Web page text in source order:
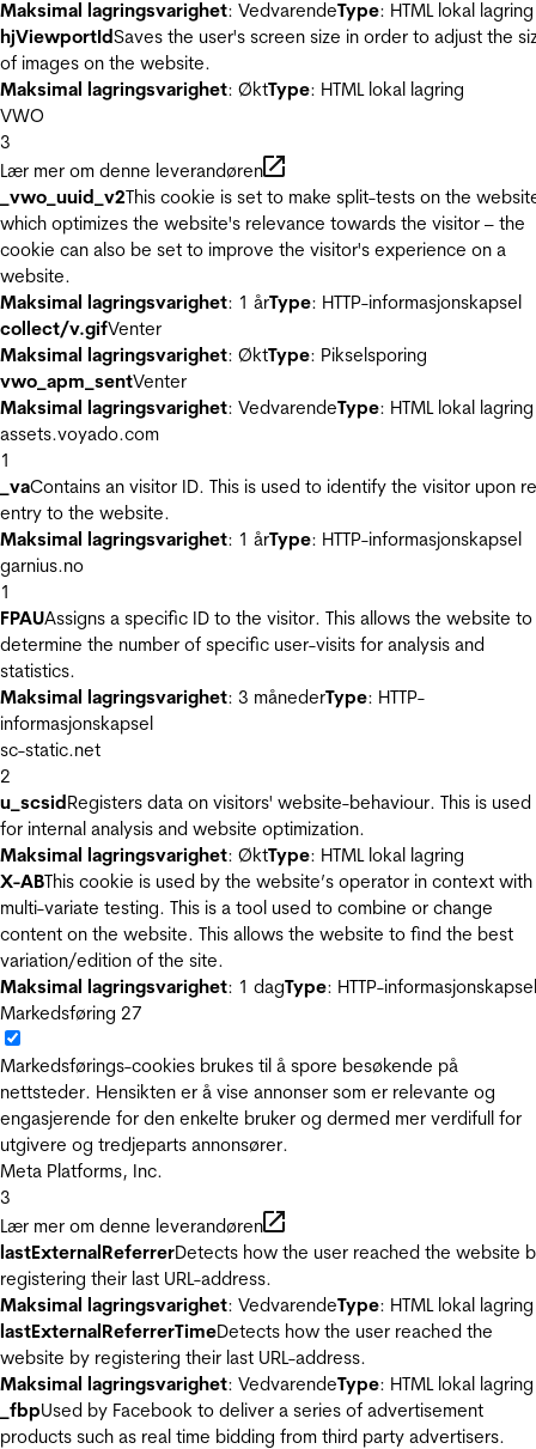
Maksimal lagringsvarighet: VedvarendeType: HTML lokal lagring
hjViewportIdSaves the user's screen size in order to adjust the
of images on the website.
Maksimal lagringsvarighet: ØktType: HTML lokal lagring
VWO
3
Lær mer om denne leverandøren
_vwo_uuid_v2This cookie is set to make split-tests on the
which optimizes the website's relevance towards the visitor – the
cookie can also be set to improve the visitor's experience on a
website.
Maksimal lagringsvarighet: 1 årType: HTTP-informasjonskapsel
collect/v.gifVenter
Maksimal lagringsvarighet: ØktType: Pikselsporing
vwo_apm_sentVenter
Maksimal lagringsvarighet: VedvarendeType: HTML lokal lagring
assets.voyado.com
1
_vaContains an visitor ID. This is used to identify the visitor upon
entry to the website.
Maksimal lagringsvarighet: 1 årType: HTTP-informasjonskapsel
garnius.no
1
FPAUAssigns a specific ID to the visitor. This allows the website to
determine the number of specific user-visits for analysis and
statistics.
Maksimal lagringsvarighet: 3 månederType: HTTP-
informasjonskapsel
sc-static.net
2
u_scsidRegisters data on visitors' website-behaviour. This is used
for internal analysis and website optimization.
Maksimal lagringsvarighet: ØktType: HTML lokal lagring
X-ABThis cookie is used by the website’s operator in context with
multi-variate testing. This is a tool used to combine or change
content on the website. This allows the website to find the best
variation/edition of the site.
Maksimal lagringsvarighet: 1 dagType: HTTP-informasjonskapsel
Markedsføring 27
Markedsførings-cookies brukes til å spore besøkende på
nettsteder. Hensikten er å vise annonser som er relevante og
engasjerende for den enkelte bruker og dermed mer verdifull for
utgivere og tredjeparts annonsører.
Meta Platforms, Inc.
3
Lær mer om denne leverandøren
lastExternalReferrerDetects how the user reached the website
registering their last URL-address.
Maksimal lagringsvarighet: VedvarendeType: HTML lokal lagring
lastExternalReferrerTimeDetects how the user reached the
website by registering their last URL-address.
Maksimal lagringsvarighet: VedvarendeType: HTML lokal lagring
_fbpUsed by Facebook to deliver a series of advertisement
products such as real time bidding from third party advertisers.